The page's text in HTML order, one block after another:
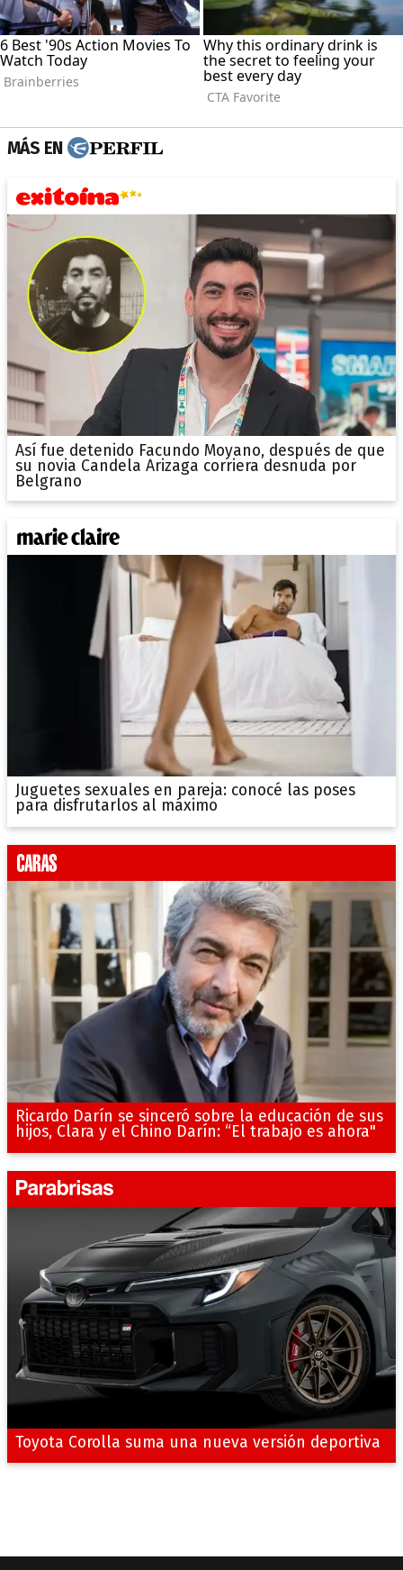
MÁS EN
Así fue detenido Facundo Moyano, después de que
su novia Candela Arizaga corriera desnuda por
Belgrano
Juguetes sexuales en pareja: conocé las poses
para disfrutarlos al máximo
Ricardo Darín se sinceró sobre la educación de sus
hijos, Clara y el Chino Darín: “El trabajo es ahora"
Toyota Corolla suma una nueva versión deportiva